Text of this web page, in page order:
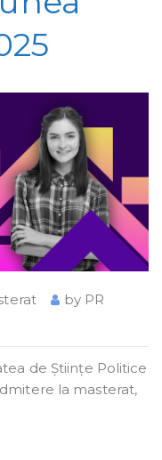
by PR
de Științe Politice
la masterat,